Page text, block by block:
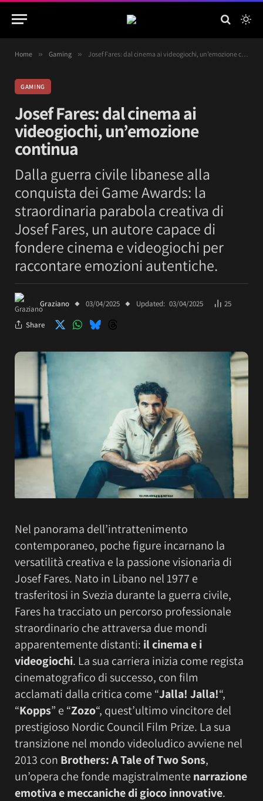
Home » Gaming » Josef Fares: dal cinema ai videogiochi, un’emozione continua
GAMING
Josef Fares: dal cinema ai
videogiochi, un’emozione
continua
Dalla guerra civile libanese alla
conquista dei Game Awards: la
straordinaria parabola creativa di
Josef Fares, un autore capace di
fondere cinema e videogiochi per
raccontare emozioni autentiche.
Graziano 03/04/2025 Updated: 03/04/2025 25
Share
Nel panorama dell’intrattenimento
contemporaneo, poche figure incarnano la
versatilità creativa e la passione visionaria di
Josef Fares. Nato in Libano nel 1977 e
trasferitosi in Svezia durante la guerra civile,
Fares ha tracciato un percorso professionale
straordinario che attraversa due mondi
apparentemente distanti: il cinema e i
videogiochi. La sua carriera inizia come regista
cinematografico di successo, con film
acclamati dalla critica come “Jalla! Jalla!“,
“Kopps” e “Zozo“, quest’ultimo vincitore del
prestigioso Nordic Council Film Prize. La sua
transizione nel mondo videoludico avviene nel
2013 con Brothers: A Tale of Two Sons,
un’opera che fonde magistralmente narrazione
emotiva e meccaniche di gioco innovative.